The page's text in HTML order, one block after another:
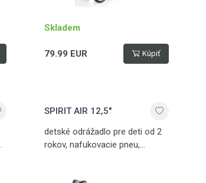
Skladem
79.99 EUR Kúpiť
SPIRIT AIR 12,5"
detské odrážadlo pre deti od 2
rokov, nafukovacie pneu,